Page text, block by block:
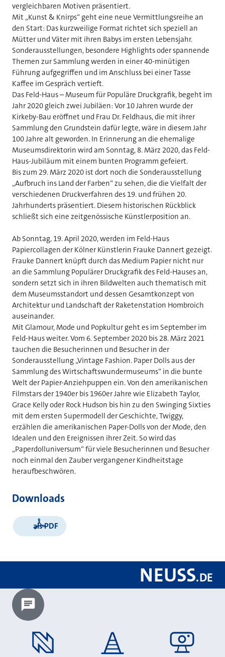
vergleichbaren Motiven präsentiert.
Mit „Kunst & Knirps“ geht eine neue Vermittlungsreihe an
den Start: Das kurzweilige Format richtet sich speziell an
Mütter und Väter mit ihren Babys im ersten Lebensjahr.
Sonderausstellungen, besondere Highlights oder spannende
Themen zur Sammlung werden in einer 40-minütigen
Führung aufgegriffen und im Anschluss bei einer Tasse
Kaffee im Gespräch vertieft.
Das Feld-Haus – Museum für Populäre Druckgrafik, begeht im
Jahr 2020 gleich zwei Jubiläen: Vor 10 Jahren wurde der
Kirkeby-Bau eröffnet und Frau Dr. Feldhaus, die mit ihrer
Sammlung den Grundstein dafür legte, wäre in diesem Jahr
100 Jahre alt geworden. In Erinnerung an die ehemalige
Museumsdirektorin wird am Sonntag, 8. März 2020, das Feld-
Haus-Jubiläum mit einem bunten Programm gefeiert.
Bis zum 29. März 2020 ist dort noch die Sonderausstellung
„Aufbruch ins Land der Farben“ zu sehen, die die Vielfalt der
verschiedenen Druckverfahren des 19. und frühen 20.
Jahrhunderts präsentiert. Diesem historischen Rückblick
schließt sich eine zeitgenössische Künstlerposition an.
Ab Sonntag, 19. April 2020, werden im Feld-Haus
Papiercollagen der Kölner Künstlerin Frauke Dannert gezeigt.
Frauke Dannert knüpft durch das Medium Papier nicht nur
an die Sammlung Populärer Druckgrafik des Feld-Hauses an,
sondern setzt sich in ihren Bildwelten auch thematisch mit
dem Museumsstandort und dessen Gesamtkonzept von
Architektur und Landschaft der Raketenstation Hombroich
auseinander.
Mit Glamour, Mode und Popkultur geht es im September im
Feld-Haus weiter. Vom 6. September 2020 bis 28. März 2021
tauchen die Besucherinnen und Besucher in der
Sonderausstellung „Vintage Fashion. Paper Dolls aus der
Sammlung des Wirtschaftswundermuseums“ in die bunte
Welt der Papier-Anziehpuppen ein. Von den amerikanischen
Filmstars der 1940er bis 1960er Jahre wie Elizabeth Taylor,
Grace Kelly oder Rock Hudson bis hin zu den Swinging Sixties
mit dem ersten Supermodell der Geschichte, Twiggy,
erzählen die amerikanischen Paper-Dolls von der Mode, den
Idealen und den Ereignissen ihrer Zeit. So wird das
„Paperdolluniversum“ für viele Besucherinnen und Besucher
noch einmal den Zauber vergangener Kindheitstage
heraufbeschwören.
Downloads
als PDF
NEUSS.DE
Chatbot laden?